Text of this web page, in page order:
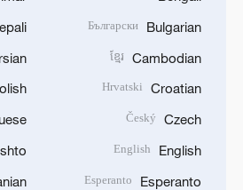
Bulgarian
Български
Cambodian
ខ្មែរ
Croatian
Hrvatski
Czech
Český
English
English
Esperanto
Esperanto